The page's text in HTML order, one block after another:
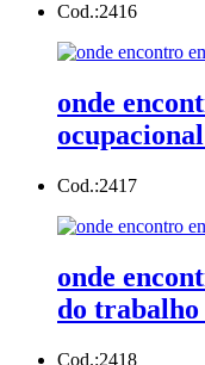
Cod.:2416
onde
Cod.:2417
onde
do
Cod.:2418